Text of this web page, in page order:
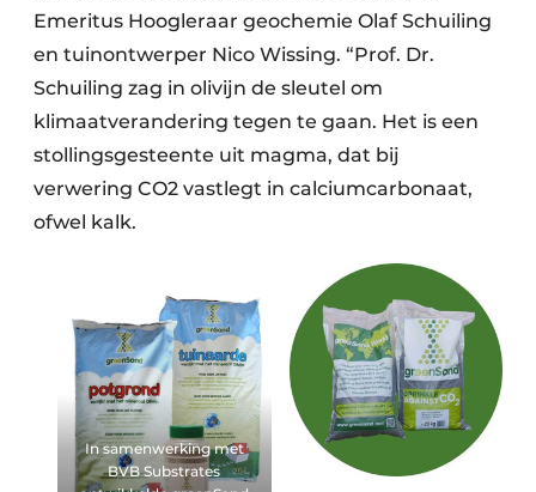
Emeritus Hoogleraar geochemie Olaf Schuiling
en tuinontwerper Nico Wissing. “Prof. Dr.
Schuiling zag in olivijn de sleutel om
klimaatverandering tegen te gaan. Het is een
stollingsgesteente uit magma, dat bij
verwering CO2 vastlegt in calciumcarbonaat,
ofwel kalk.
In samenwerking met
BVB Substrates